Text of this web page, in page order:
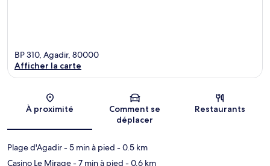
Carte
BP 310, Agadir, 80000
Afficher la carte
À proximité
Comment se
déplacer
Restaurants
Plage d'Agadir- 5 min à pied - 0.5 km
Casino Le Mirage- 7 min à pied - 0.6 km